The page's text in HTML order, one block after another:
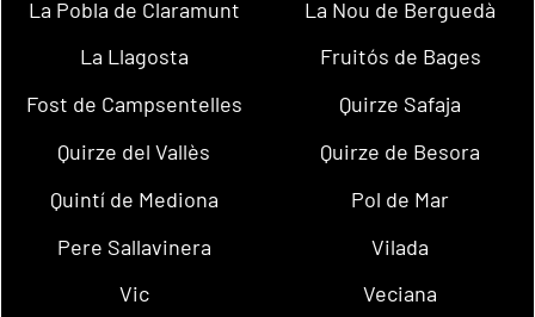
La Pobla de Claramunt
La Nou de Berguedà
La Llagosta
Fruitós de Bages
Fost de Campsentelles
Quirze Safaja
Quirze del Vallès
Quirze de Besora
Quintí de Mediona
Pol de Mar
Pere Sallavinera
Vilada
Vic
Veciana